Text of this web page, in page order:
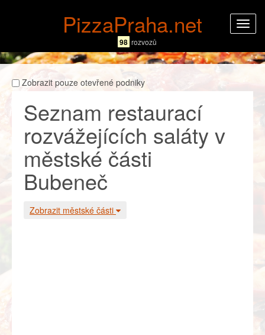
PizzaPraha.net
98 rozvozů
Zobrazit pouze otevřené podniky
Seznam restaurací
rozvážejících saláty v
městské části
Bubeneč
Zobrazit městské části